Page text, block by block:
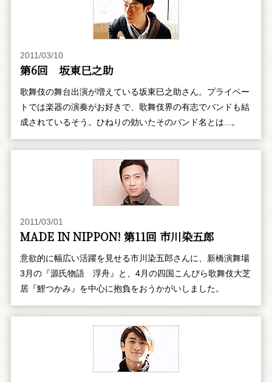
2011/03/10
第6回 坂東巳之助
歌舞伎の舞台出演が増えている坂東巳之助さん。プライベー
トでは楽器の演奏がお好きで、歌舞伎界の有志でバンドも結
成されているそう。ひねりの効いたそのバンド名とは...。
2011/03/01
MADE IN NIPPON! 第11回 市川染五郎
意欲的に幅広い活躍を見せる市川染五郎さんに、新橋演舞場
3月の『源氏物語 浮舟』と、4月の四国こんぴら歌舞伎大芝
居『鯉つかみ』を中心に抱負をおうかがいしました。